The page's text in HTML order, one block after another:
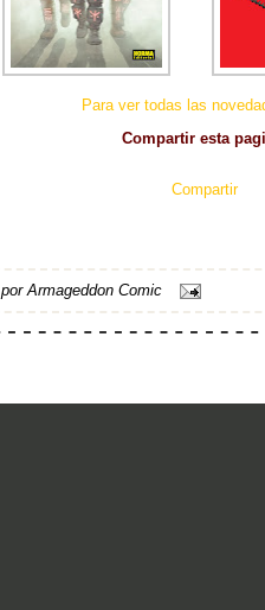
Para ver todas las
Compartir esta
Compartir
porArmageddon Comic